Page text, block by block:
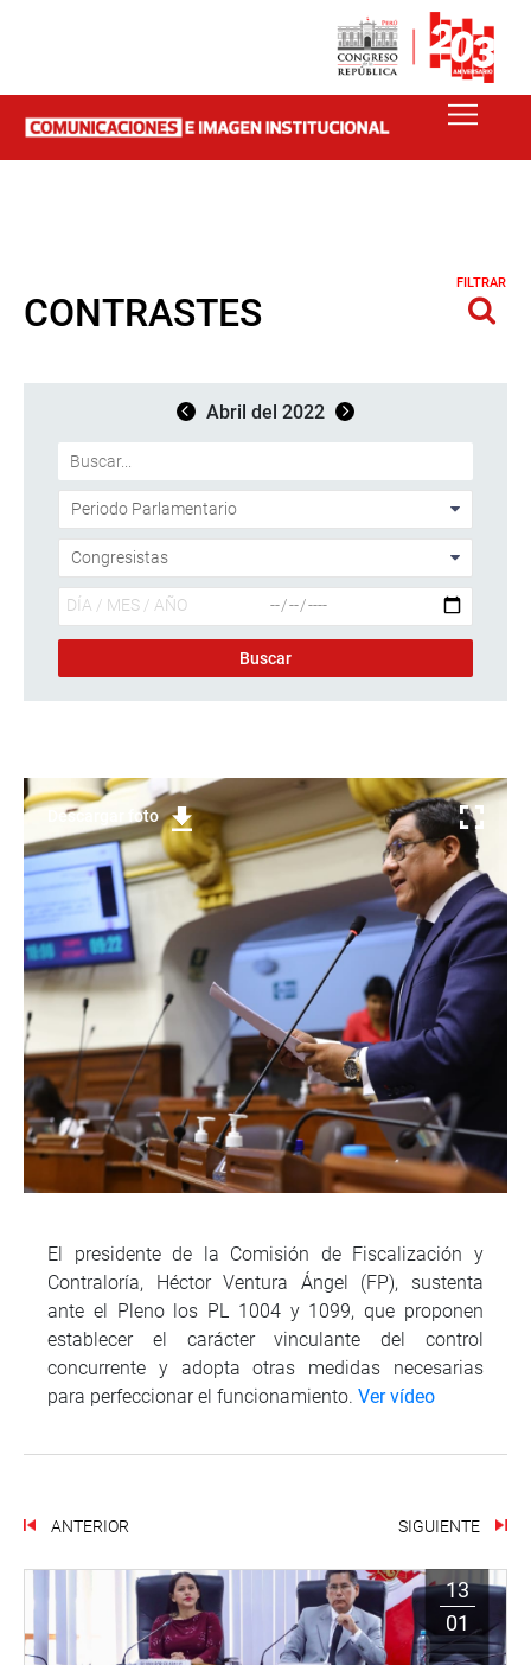
CONTRASTES
FILTRAR
Abril del 2022
Descargar foto
El presidente de la Comisión de Fiscalización y
Contraloría, Héctor Ventura Ángel (FP), sustenta
ante el Pleno los PL 1004 y 1099, que proponen
establecer el carácter vinculante del control
concurrente y adopta otras medidas necesarias
para perfeccionar el funcionamiento. Ver vídeo
ANTERIOR SIGUIENTE
13
01